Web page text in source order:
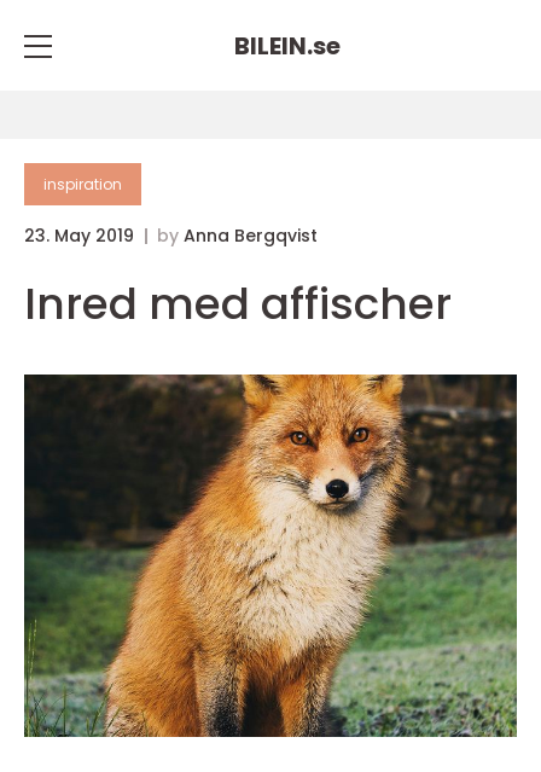
BILEIN.se
inspiration
23. May 2019 by Anna Bergqvist
Inred med affischer